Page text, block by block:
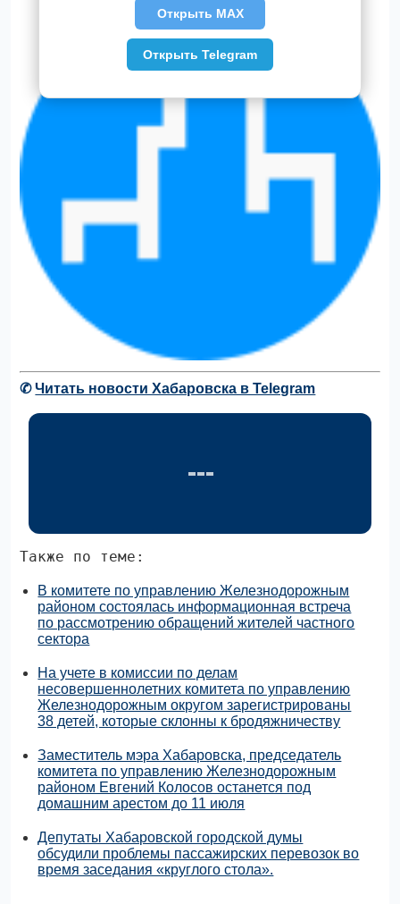
✆Читать новости Хабаровска в Telegram
Также по теме:
В комитете по управлению Железнодорожным
районом состоялась информационная встреча
по рассмотрению обращений жителей частного
сектора
На учете в комиссии по делам
несовершеннолетних комитета по управлению
Железнодорожным округом зарегистрированы
38 детей, которые склонны к бродяжничеству
Заместитель мэра Хабаровска, председатель
комитета по управлению Железнодорожным
районом Евгений Колосов останется под
домашним арестом до 11 июля
Депутаты Хабаровской городской думы
обсудили проблемы пассажирских перевозок во
время заседания «круглого стола».
Открыть MAX
Открыть Telegram